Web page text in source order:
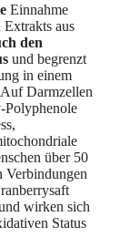
Einnahme
Extrakts aus
den
und begrenzt
in einem
Darmzellen
Polyphenole
über 50
Verbindungen
wirken sich
Status